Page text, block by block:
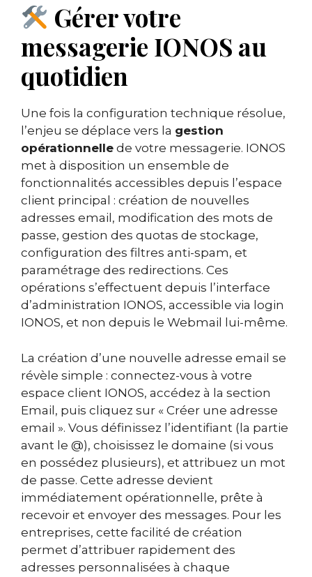
Gérer votre
messagerie IONOS au
quotidien
Une fois la configuration technique résolue,
l’enjeu se déplace vers la gestion
opérationnelle de votre messagerie. IONOS
met à disposition un ensemble de
fonctionnalités accessibles depuis l’espace
client principal : création de nouvelles
adresses email, modification des mots de
passe, gestion des quotas de stockage,
configuration des filtres anti-spam, et
paramétrage des redirections. Ces
opérations s’effectuent depuis l’interface
d’administration IONOS, accessible via login
IONOS, et non depuis le Webmail lui-même.
La création d’une nouvelle adresse email se
révèle simple : connectez-vous à votre
espace client IONOS, accédez à la section
Email, puis cliquez sur « Créer une adresse
email ». Vous définissez l’identifiant (la partie
avant le @), choisissez le domaine (si vous
en possédez plusieurs), et attribuez un mot
de passe. Cette adresse devient
immédiatement opérationnelle, prête à
recevoir et envoyer des messages. Pour les
entreprises, cette facilité de création
permet d’attribuer rapidement des
adresses personnalisées à chaque